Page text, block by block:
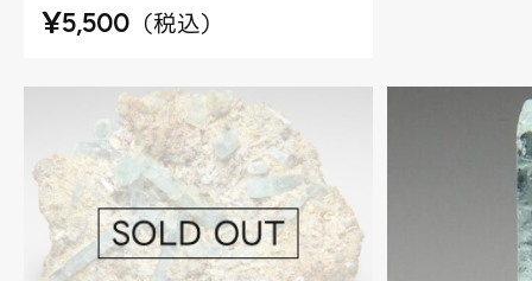
¥5,500 （税込）